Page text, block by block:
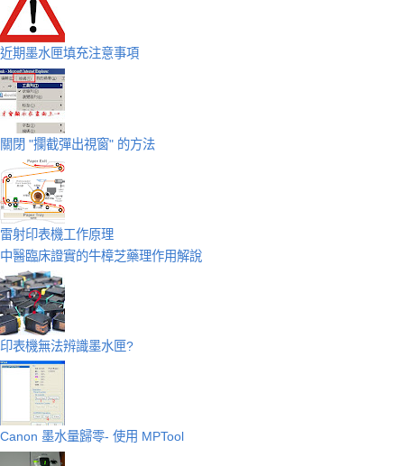
近期墨水匣填充注意事項
關閉 "攔截彈出視窗" 的方法
雷射印表機工作原理
中醫臨床證實的牛樟芝藥理作用解說
印表機無法辨識墨水匣?
Canon 墨水量歸零- 使用 MPTool